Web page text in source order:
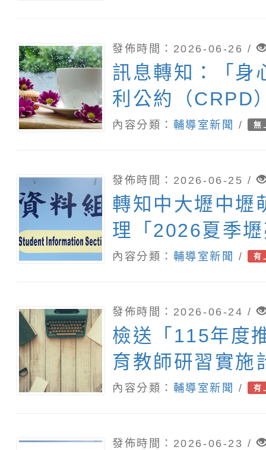
機親子營隊」，
發佈時間：2026-06-26 /
訊息轉知：「身
利公約（CRPD
家報告條約專要
內容分類： 輔導室新聞 / 無
發佈時間：2026-06-25 /
轉知中大壢中壢
理「2026夏季
營」
內容分類： 輔導室新聞 / 有
發佈時間：2026-06-24 /
檢送「115年度
育教師研習實施
傳海報1份，請
內容分類： 輔導室新聞 / 有
發佈時間：2026-06-23 /